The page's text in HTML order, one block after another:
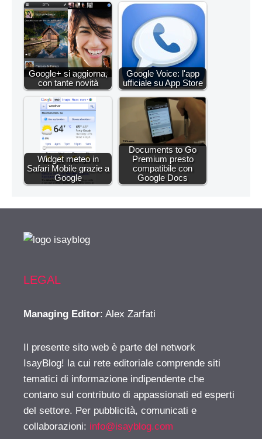
Google+ si aggiorna,
con tante novità
Google Voice: l'app
ufficiale su App Store
Widget meteo in
Safari Mobile grazie a
Google
Documents to Go
Premium presto
compatibile con
Google Docs
LEGAL
Managing Editor: Alex Zarfati
Il presente sito web è parte del network
IsayBlog! la cui rete editoriale comprende siti
tematici di informazione indipendente che
contano sul contributo di appassionati ed esperti
del settore. Per pubblicità, comunicati e
collaborazioni: info@isayblog.com